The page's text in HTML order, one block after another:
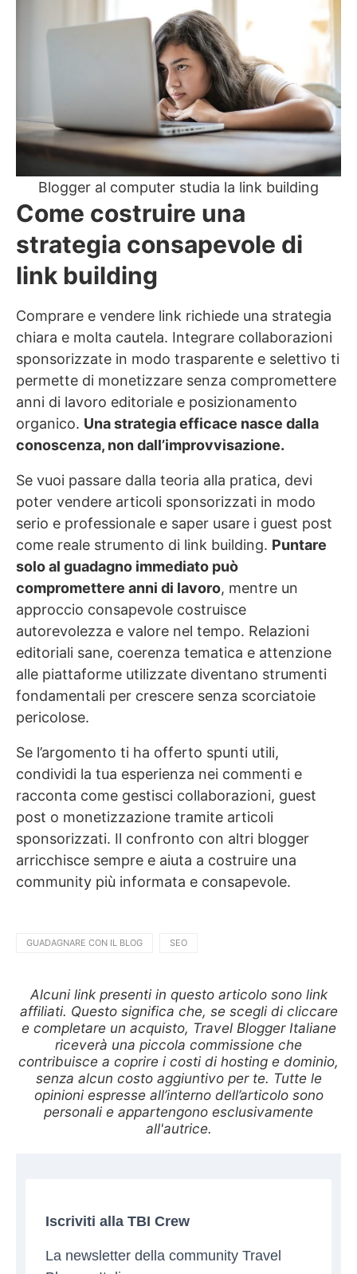
Blogger al computer studia la link building
Come costruire una
strategia consapevole di
link building
Comprare e vendere link richiede una strategia
chiara e molta cautela. Integrare collaborazioni
sponsorizzate in modo trasparente e selettivo ti
permette di monetizzare senza compromettere
anni di lavoro editoriale e posizionamento
organico. Una strategia efficace nasce dalla
conoscenza, non dall’improvvisazione.
Se vuoi passare dalla teoria alla pratica, devi
poter vendere articoli sponsorizzati in modo
serio e professionale e saper usare i guest post
come reale strumento di link building. Puntare
solo al guadagno immediato può
compromettere anni di lavoro, mentre un
approccio consapevole costruisce
autorevolezza e valore nel tempo. Relazioni
editoriali sane, coerenza tematica e attenzione
alle piattaforme utilizzate diventano strumenti
fondamentali per crescere senza scorciatoie
pericolose.
Se l’argomento ti ha offerto spunti utili,
condividi la tua esperienza nei commenti e
racconta come gestisci collaborazioni, guest
post o monetizzazione tramite articoli
sponsorizzati. Il confronto con altri blogger
arricchisce sempre e aiuta a costruire una
community più informata e consapevole.
GUADAGNARE CON IL BLOG SEO
Alcuni link presenti in questo articolo sono link
affiliati. Questo significa che, se scegli di cliccare
e completare un acquisto, Travel Blogger Italiane
riceverà una piccola commissione che
contribuisce a coprire i costi di hosting e dominio,
senza alcun costo aggiuntivo per te. Tutte le
opinioni espresse all’interno dell’articolo sono
personali e appartengono esclusivamente
all'autrice.
Iscriviti alla TBI Crew
La newsletter della community Travel